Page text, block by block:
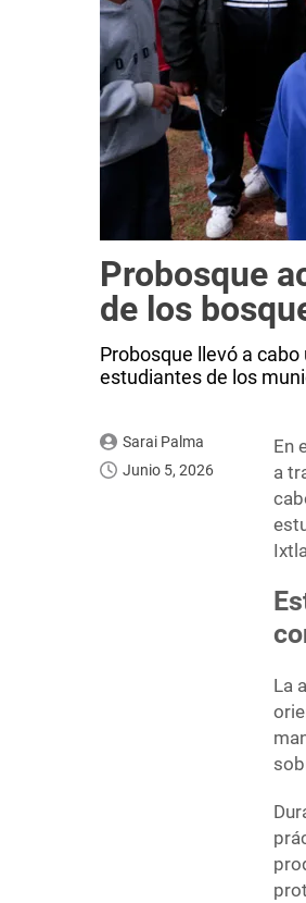
Probosque
de los
Probosque llevó a
estudiantes de los
Sarai Palma
Junio 5, 2026
En
a
La